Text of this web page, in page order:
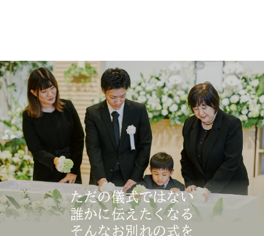
ただの儀式ではない
誰かに伝えたくなる
そんなお別れの式を